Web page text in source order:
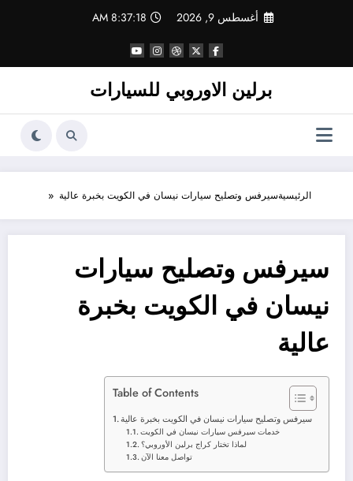
أغسطس 9, 2026 8:37:18 AM
برلين الاوروبي للسيارات
الرئيسيةسيرفس وتصليح سيارات نيسان في الكويت بخبرة عالية
سيرفس وتصليح سيارات
نيسان في الكويت بخبرة
عالية
Table of Contents
سيرفس وتصليح سيارات نيسان في الكويت بخبرة عالية
خدمات سيرفس سيارات نيسان في الكويت
لماذا تختار كراج برلين الأوروبي؟
تواصل معنا الآن